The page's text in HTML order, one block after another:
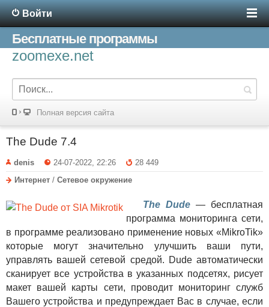
Войти
Бесплатные программы
zoomexe.net
Полная версия сайта
The Dude 7.4
denis 24-07-2022, 22:26
28 449
Интернет / Сетевое окружение
The Dude— бесплатная
программа мониторинга сети,
в программе реализовано применение новых «MikroTik»
которые могут значительно улучшить ваши пути,
управлять вашей сетевой средой. Dude автоматически
сканирует все устройства в указанных подсетях, рисует
макет вашей карты сети, проводит мониторинг служб
Вашего устройства и предупреждает Вас в случае, если